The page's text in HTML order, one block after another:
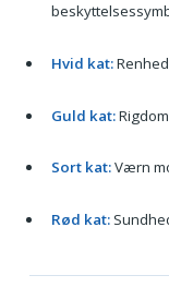
Hvid kat:
Guld kat:
Sort kat:Værn
Rød kat: